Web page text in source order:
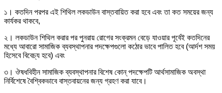
১। কতদিন পরপর এই শিথিল লকডাউন বাস্তবায়িত করা হবে এবং তা কত সময়ের জন্য
কার্যকর থাকবে,
২। লকডাউন শিথিল করার পর পুনরায় রোগের সংক্রমন বেড়ে যাওয়ার পূর্বেই কতদিনের
মধ্যে আবারো সামাজিক ব্যবস্থাপনার পদক্ষেপগুলো কঠোর ভাবে পালিত হবে (আর্দশ সময়
হিসেবে বিবেচ্য হবে) এবং
৩। ঔষধবিহীন সামাজিক ব্যবস্থাপনার বিশেষ কোন্ পদক্ষেপটি আর্থসামাজিক অবস্থা
নির্বিশেষে বৈশ্বিকভাবে বাস্তবায়নের জন্য গ্রহণ করা যাবে।